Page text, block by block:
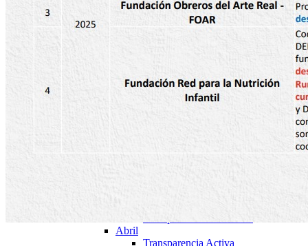
Colaborativ
Transparencia Focalizada
2025
Colaborativ
Transparencia Focalizada
Transparencia Activa
Abril
Transparencia Activa